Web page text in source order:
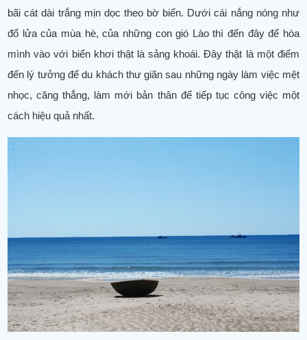
bãi cát dài trắng mịn dọc theo bờ biển. Dưới cái nắng nóng như
đổ lửa của mùa hè, của những con gió Lào thì đến đây để hòa
mình vào với biển khơi thật là sảng khoái. Đây thật là một điểm
đến lý tưởng để du khách thư giãn sau những ngày làm việc mệt
nhọc, căng thẳng, làm mới bản thân để tiếp tục công việc một
cách hiệu quả nhất.